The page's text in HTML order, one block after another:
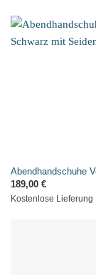
Abendhandschuhe
189,00 €
Kostenlose Lieferung